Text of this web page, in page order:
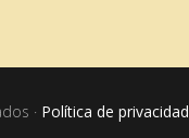
· Política de privacidad